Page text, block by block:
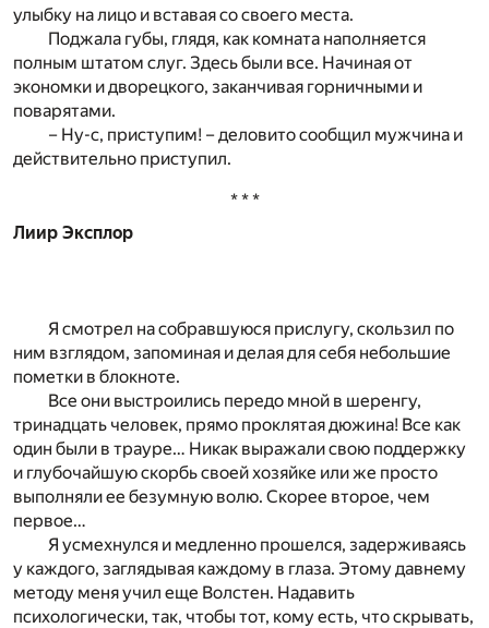
улыбку на лицо и вставая со своего места.
Поджала губы, глядя, как комната наполняется
полным штатом слуг. Здесь были все. Начиная от
экономки и дворецкого, заканчивая горничными и
поварятами.
– Ну-с, приступим! – деловито сообщил мужчина и
действительно приступил.
* * *
Лиир Эксплор
Я смотрел на собравшуюся прислугу, скользил по
ним взглядом, запоминая и делая для себя небольшие
пометки в блокноте.
Все они выстроились передо мной в шеренгу,
тринадцать человек, прямо проклятая дюжина! Все как
один были в трауре… Никак выражали свою поддержку
и глубочайшую скорбь своей хозяйке или же просто
выполняли ее безумную волю. Скорее второе, чем
первое…
Я усмехнулся и медленно прошелся, задерживаясь
у каждого, заглядывая каждому в глаза. Этому давнему
методу меня учил еще Волстен. Надавить
психологически, так, чтобы тот, кому есть, что скрывать,